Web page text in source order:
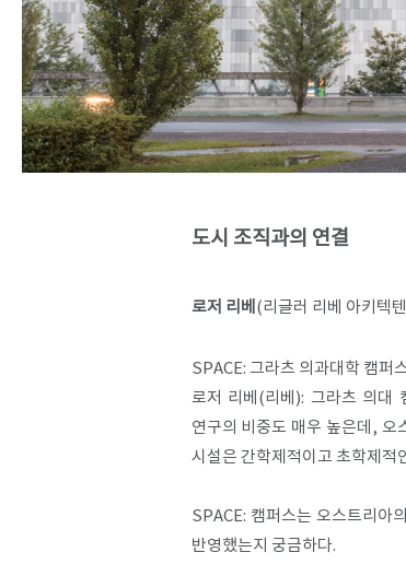
Contact
도시 조직과의 연결
로저 리베 (리글러 리베 아키텍
SPACE: 그라츠 의과대학 캠퍼
로저 리베(리베): 그라츠 의대
연구의 비중도 매우 높은데, 오
시설은 간학제적이고 초학제적
SPACE: 캠퍼스는 오스트리아
반영했는지 궁금하다.